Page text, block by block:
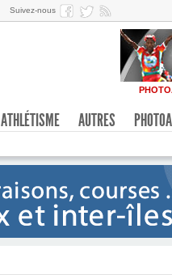
Suivez-nous
ATHLÉTISME AUTRES